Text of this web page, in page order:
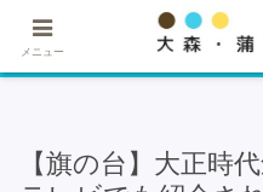
★記事・広告
【旗の台】大正時
メニュー